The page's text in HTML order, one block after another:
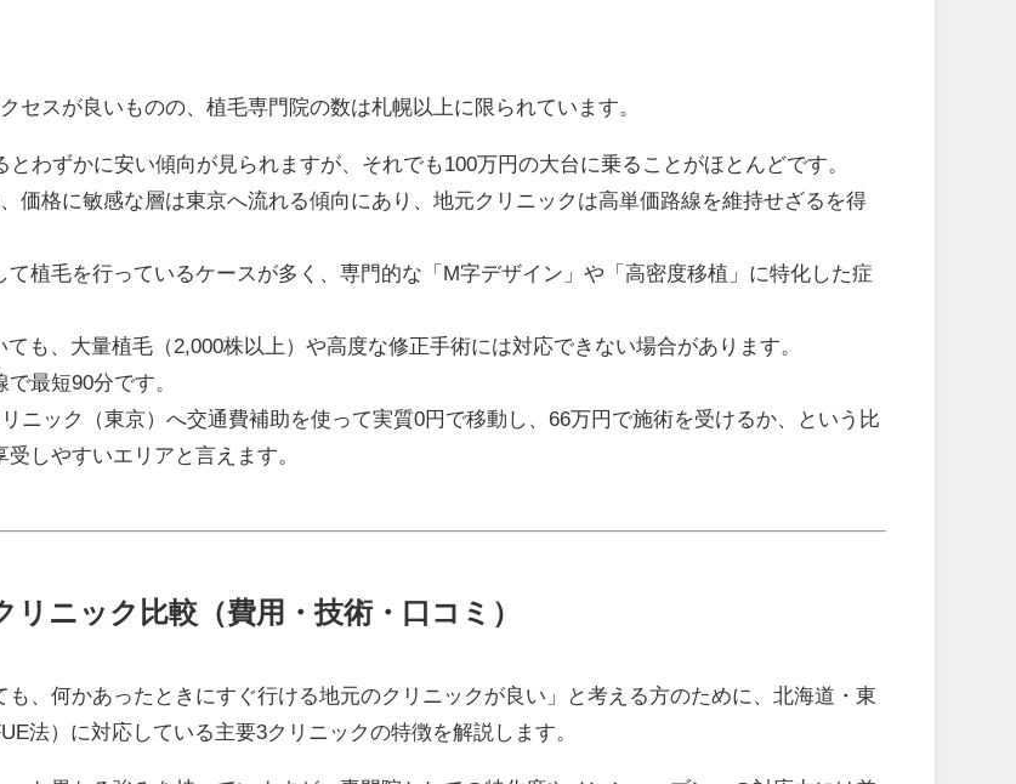
セスが良いものの、植毛専門院の数は札幌以上に限られています。
とわずかに安い傾向が見られますが、それでも100万円の大台に乗ることがほとんどです。
価格に敏感な層は東京へ流れる傾向にあり、地元クリニックは高単価路線を維持せざるを得
て植毛を行っているケースが多く、専門的な「M字デザイン」や「高密度移植」に特化した症
ても、大量植毛（2,000株以上）や高度な修正手術には対応できない場合があります。
最短90分です。
ニック（東京）へ交通費補助を使って実質0円で移動し、66万円で施術を受けるか、という比
しやすいエリアと言えます。
ニック比較（費用・技術・口コミ）
も、何かあったときにすぐ行ける地元のクリニックが良い」と考える方のために、北海道・東
法）に対応している主要3クリニックの特徴を解説します。